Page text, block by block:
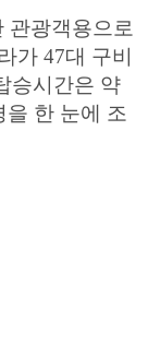
관광객용으로
가 47대 구비
승시간은 약
한 눈에 조